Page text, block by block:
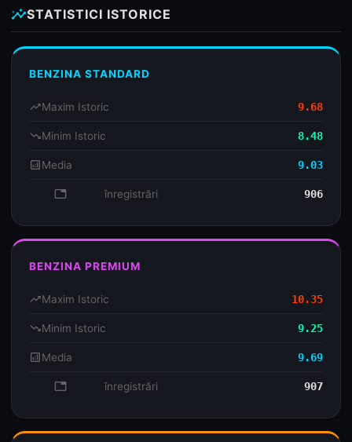
insightsSTATISTICI ISTORICE
BENZINA STANDARD
trending_upMaxim Istoric 9.68
trending_downMinim Istoric 8.48
analyticsMedia 9.03
database înregistrări 906
BENZINA PREMIUM
trending_upMaxim Istoric 10.35
trending_downMinim Istoric 9.25
analyticsMedia 9.69
database înregistrări 907